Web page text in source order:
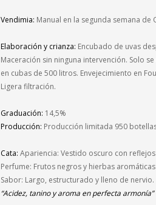
Vendimia: Manual en la segunda semana de
Elaboración y crianza: Encubado de uvas
Maceración sin ninguna intervención. Solo
en cubas de 500 litros. Envejecimiento en
Ligera filtración.
Graduación: 14,5%
Producción: Producción limitada 950
Cata: Apariencia: Vestido oscuro con
Perfume: Frutos negros y hierbas
Sabor: Largo, estructurado y lleno de nervio.
“Acidez, tanino y aroma en perfecta armonía”